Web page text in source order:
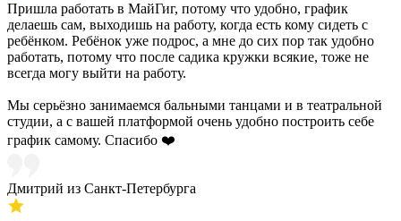
Пришла работать в МайГиг, потому что удобно, график
делаешь сам, выходишь на работу, когда есть кому сидеть с
ребёнком. Ребёнок уже подрос, а мне до сих пор так удобно
работать, потому что после садика кружки всякие, тоже не
всегда могу выйти на работу.
Мы серьёзно занимаемся бальными танцами и в театральной
студии, а с вашей платформой очень удобно построить себе
график самому. Спасибо ❤️
Дмитрий из Санкт-Петербурга